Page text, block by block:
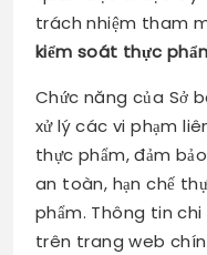
trách nhiệm tham
kiểm soát thực
Chức năng của Sở
xử lý các vi phạm
thực phẩm, đảm
an toàn, hạn chế
phẩm. Thông tin
trên trang web